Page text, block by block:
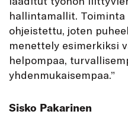
hallintamallit.
ohjeistettu, joten
menettely esimerkiksi
helpompaa,
yhdenmukaisempaa.”
Sisko Pakarinen